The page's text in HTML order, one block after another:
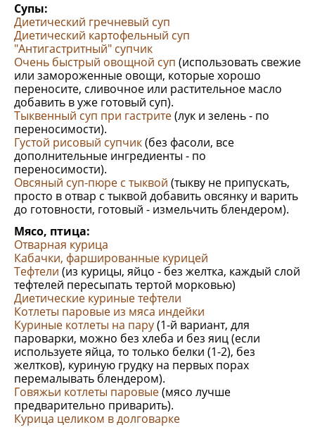
Супы:
Диетический гречневый суп
Диетический картофельный суп
"Антигастритный" супчик
Очень быстрый овощной суп (использовать свежие
или замороженные овощи, которые хорошо
переносите, сливочное или растительное масло
добавить в уже готовый суп).
Тыквенный суп при гастрите(лук и зелень - по
переносимости).
Густой рисовый супчик(без фасоли, все
дополнительные ингредиенты - по
переносимости).
Овсяный суп-пюре с тыквой (тыкву не припускать,
просто в отвар с тыквой добавить овсянку и варить
до готовности, готовый - измельчить блендером).
Мясо, птица:
Отварная курица
Кабачки, фаршированные курицей
Тефтели (из курицы, яйцо - без желтка, каждый слой
тефтелей пересыпать тертой морковью)
Диетические куриные тефтели
Котлеты паровые из мяса индейки
Куриные котлеты на пару(1-й вариант, для
пароварки, можно без хлеба и без яиц (если
используете яйца, то только белки (1-2), без
желтков), куриную грудку на первых порах
перемалывать блендером).
Говяжьи котлеты паровые(мясо лучше
предварительно приварить).
Курица целиком в долговарке